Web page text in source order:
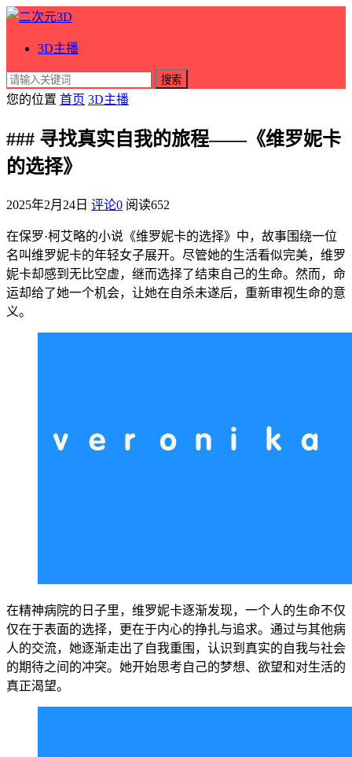
3D主播
搜索
您的位置 首页 3D主播
### 寻找真实自我的旅程——《维罗妮卡
的选择》
2025年2月24日 评论0 阅读652
在保罗·柯艾略的小说《维罗妮卡的选择》中，故事围绕一位
名叫维罗妮卡的年轻女子展开。尽管她的生活看似完美，维罗
妮卡却感到无比空虚，继而选择了结束自己的生命。然而，命
运却给了她一个机会，让她在自杀未遂后，重新审视生命的意
义。
在精神病院的日子里，维罗妮卡逐渐发现，一个人的生命不仅
仅在于表面的选择，更在于内心的挣扎与追求。通过与其他病
人的交流，她逐渐走出了自我重围，认识到真实的自我与社会
的期待之间的冲突。她开始思考自己的梦想、欲望和对生活的
真正渴望。